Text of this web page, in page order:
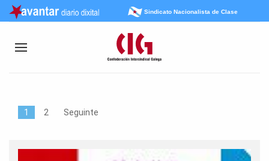
Sindicato Nacionalista de Clase
1 2 Seguinte